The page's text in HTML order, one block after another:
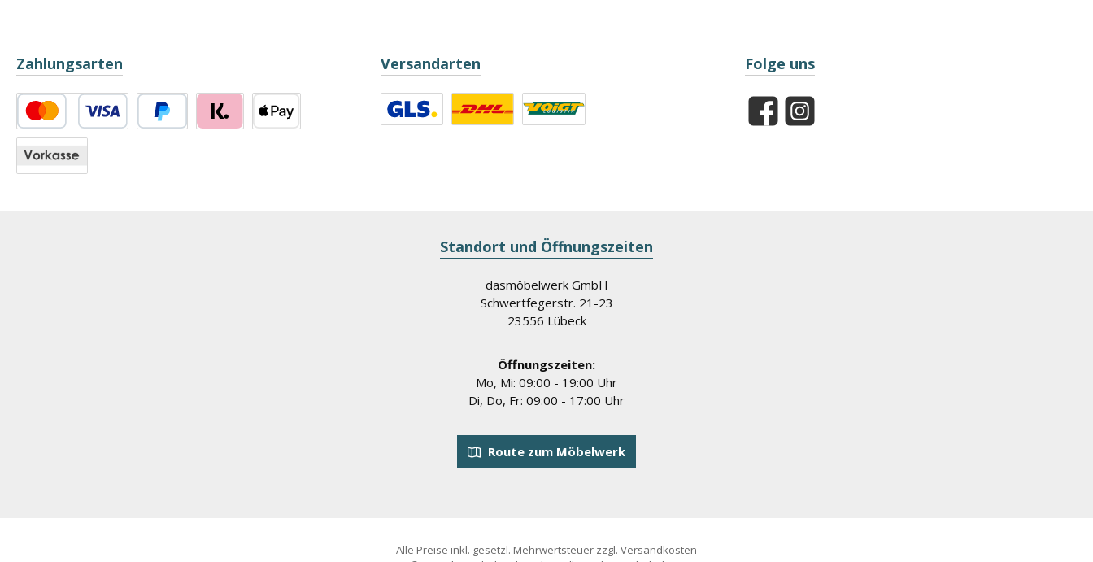
Zahlungsarten
Kredit- oder Debitkarte
Versandarten Folge uns
FacebookInstagram
Standort und Öffnungszeiten
dasmöbelwerk GmbH
Schwertfegerstr. 21-23
23556 Lübeck
Öffnungszeiten:
Mo, Mi: 09:00 - 19:00 Uhr
Di, Do, Fr: 09:00 - 17:00 Uhr
Route zum Möbelwerk
Alle Preise inkl. gesetzl. Mehrwertsteuer zzgl. Versandkosten